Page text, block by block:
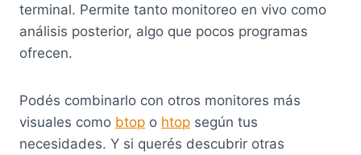
terminal. Permite tanto monitoreo en vivo como
análisis posterior, algo que pocos programas
ofrecen.
Podés combinarlo con otros monitores más
visuales como btop o htop según tus
necesidades. Y si querés descubrir otras